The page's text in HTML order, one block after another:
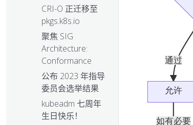
CRI-O 正迁移至
pkgs.k8s.io
聚焦 SIG
Architecture:
Conformance
公布 2023 年指导
委员会选举结果
kubeadm 七周年
生日快乐！